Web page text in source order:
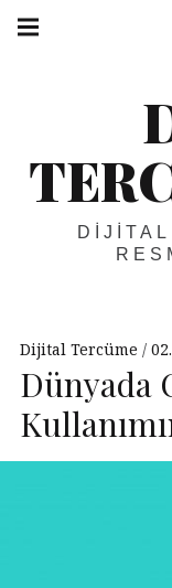
Skip
navigation
Dijital Tercüme
Dünyada